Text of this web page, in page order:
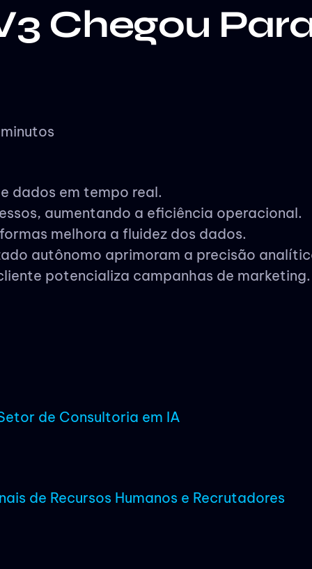
Chegou
dados em tempo real.
aumentando a eficiência operacional.
melhora a fluidez dos dados.
autônomo aprimoram a precisão
potencializa campanhas de marketing.
de Consultoria em IA
de Recursos Humanos e Recrutadores